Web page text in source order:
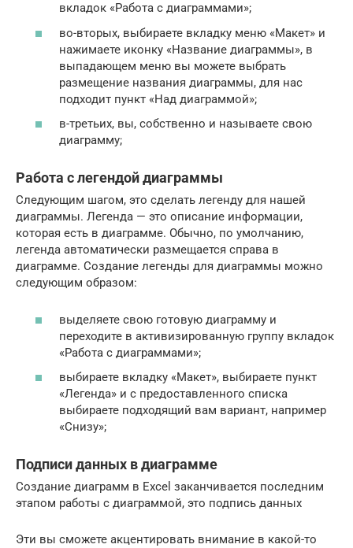
вкладок «Работа с диаграммами»;
во-вторых, выбираете вкладку меню «Макет» и
нажимаете иконку «Название диаграммы», в
выпадающем меню вы можете выбрать
размещение названия диаграммы, для нас
подходит пункт «Над диаграммой»;
в-третьих, вы, собственно и называете свою
диаграмму;
Работа с легендой диаграммы
Следующим шагом, это сделать легенду для нашей
диаграммы. Легенда — это описание информации,
которая есть в диаграмме. Обычно, по умолчанию,
легенда автоматически размещается справа в
диаграмме. Создание легенды для диаграммы можно
следующим образом:
выделяете свою готовую диаграмму и
переходите в активизированную группу вкладок
«Работа с диаграммами»;
выбираете вкладку «Макет», выбираете пункт
«Легенда» и с предоставленного списка
выбираете подходящий вам вариант, например
«Снизу»;
Подписи данных в диаграмме
Создание диаграмм в Excel заканчивается последним
этапом работы с диаграммой, это подпись данных
Эти вы сможете акцентировать внимание в какой-то